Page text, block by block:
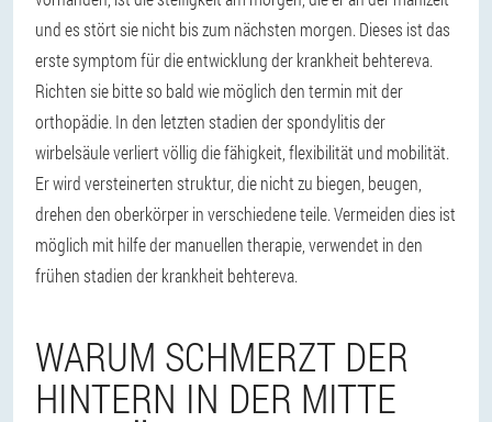
und es stört sie nicht bis zum nächsten morgen. Dieses ist das
erste symptom für die entwicklung der krankheit behtereva.
Richten sie bitte so bald wie möglich den termin mit der
orthopädie. In den letzten stadien der spondylitis der
wirbelsäule verliert völlig die fähigkeit, flexibilität und mobilität.
Er wird versteinerten struktur, die nicht zu biegen, beugen,
drehen den oberkörper in verschiedene teile. Vermeiden dies ist
möglich mit hilfe der manuellen therapie, verwendet in den
frühen stadien der krankheit behtereva.
WARUM SCHMERZT DER
HINTERN IN DER MITTE